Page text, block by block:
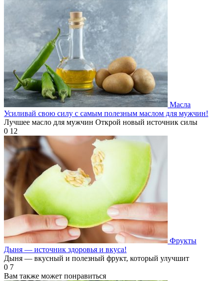
Масла
Усиливай свою силу с самым полезным маслом для мужчин!
Лучшее масло для мужчин Открой новый источник силы
0 12
Фрукты
Дыня — источник здоровья и вкуса!
Дыня — вкусный и полезный фрукт, который улучшит
0 7
Вам также может понравиться